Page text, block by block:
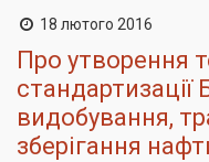
18 лютого 2016
Про утворення
стандартизації
видобування,
зберігання